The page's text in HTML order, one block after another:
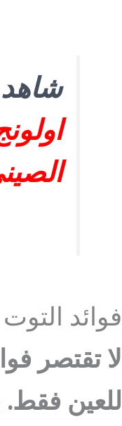
شاهد
فوائد
لا تقتصر
للعين فقط.